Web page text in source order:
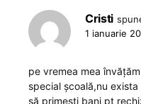
Cristi
1 ianuarie
pe vremea mea
special școală,nu
să primești bani pt